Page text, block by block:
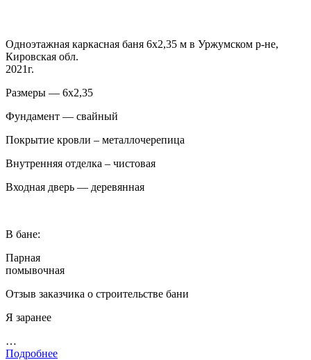
Одноэтажная каркасная баня 6х2,35 м в Уржумском р-не,
Кировская обл.
2021г.
Размеры — 6х2,35
Фундамент — свайный
Покрытие кровли – металлочерепица
Внутренняя отделка – чистовая
Входная дверь — деревянная
В бане:
Парная
помывочная
Отзыв заказчика о строительстве бани
Я заранее
…
Подробнее